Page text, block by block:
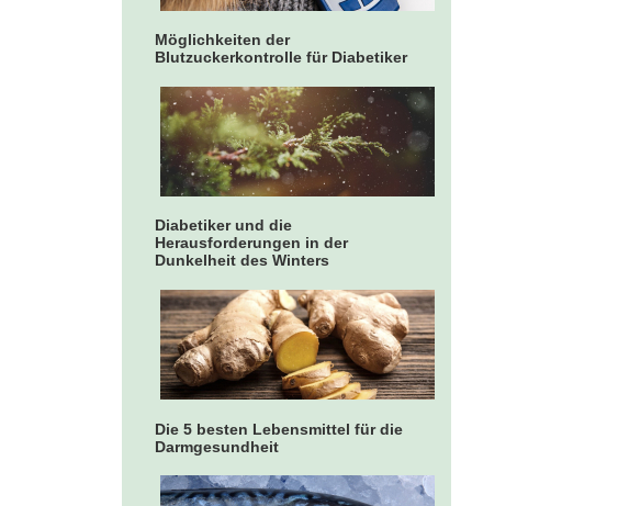
Möglichkeiten der
Blutzuckerkontrolle für Diabetiker
Diabetiker und die
Herausforderungen in der
Dunkelheit des Winters
Die 5 besten Lebensmittel für die
Darmgesundheit